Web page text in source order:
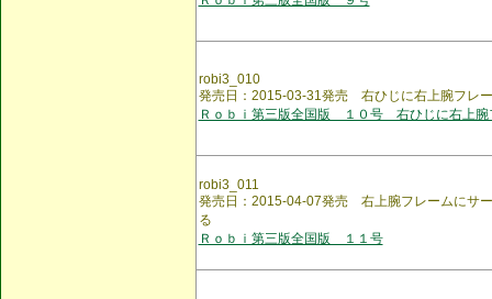
robi3_010
発売日：2015-03-31発売 右ひじに右上腕フレ
Ｒｏｂｉ第三版全国版 １０号 右ひじに右上腕
robi3_011
発売日：2015-04-07発売 右上腕フレームにサ
る
Ｒｏｂｉ第三版全国版 １１号